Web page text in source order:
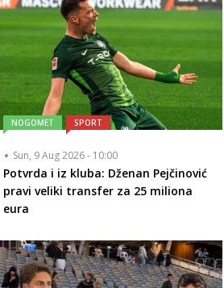
NOGOMET SPORT
Sun, 9 Aug 2026 - 10:00
Potvrda i iz kluba: Dženan Pejčinović
pravi veliki transfer za 25 miliona
eura